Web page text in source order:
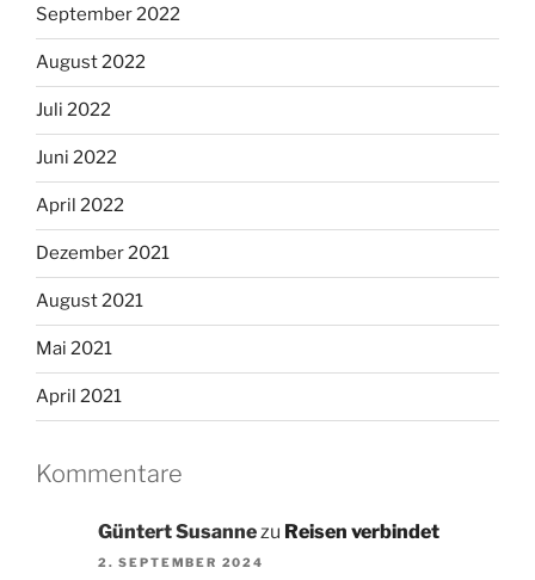
September 2022
August 2022
Juli 2022
Juni 2022
April 2022
Dezember 2021
August 2021
Mai 2021
April 2021
Kommentare
Güntert Susannezu Reisen verbindet
2. SEPTEMBER 2024